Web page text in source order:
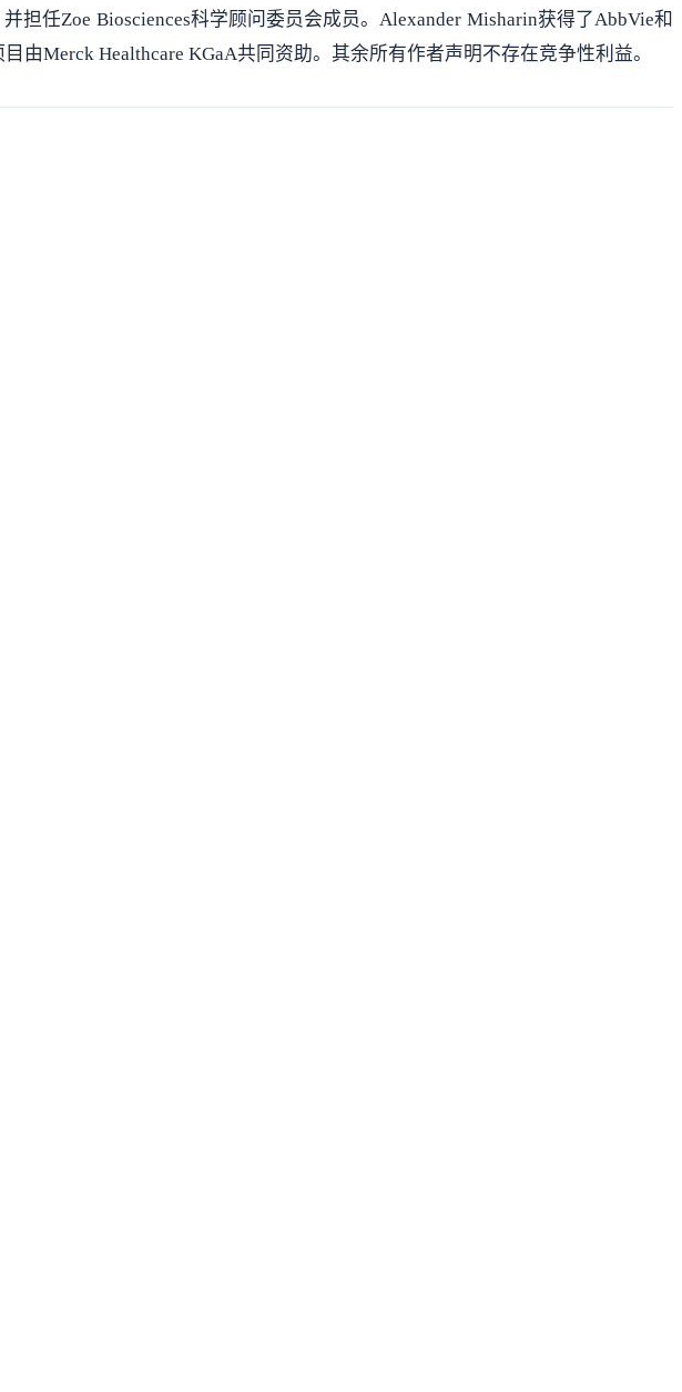
担任Zoe Biosciences科学顾问委员会成员。Alexander Misharin获得了AbbVie和
由Merck Healthcare KGaA共同资助。其余所有作者声明不存在竞争性利益。